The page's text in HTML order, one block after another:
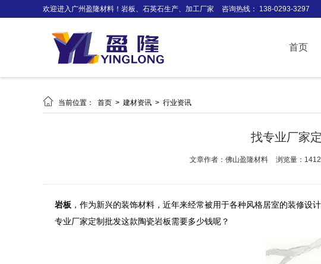
欢迎进入广州盈隆材料！岩板、石英石生产、加工厂家 咨询热线： 138-0293-3297
首页
 当前位置： 首页 > 建材资讯 > 行业资讯
找专业厂家
文章作者：佛山盈隆材料 浏览量：1412
岩板 ，作为新兴的装饰材料，近年来经常被用于各种风格居室的装修
专业厂家定制批发这款陶瓷岩板需要多少钱呢？